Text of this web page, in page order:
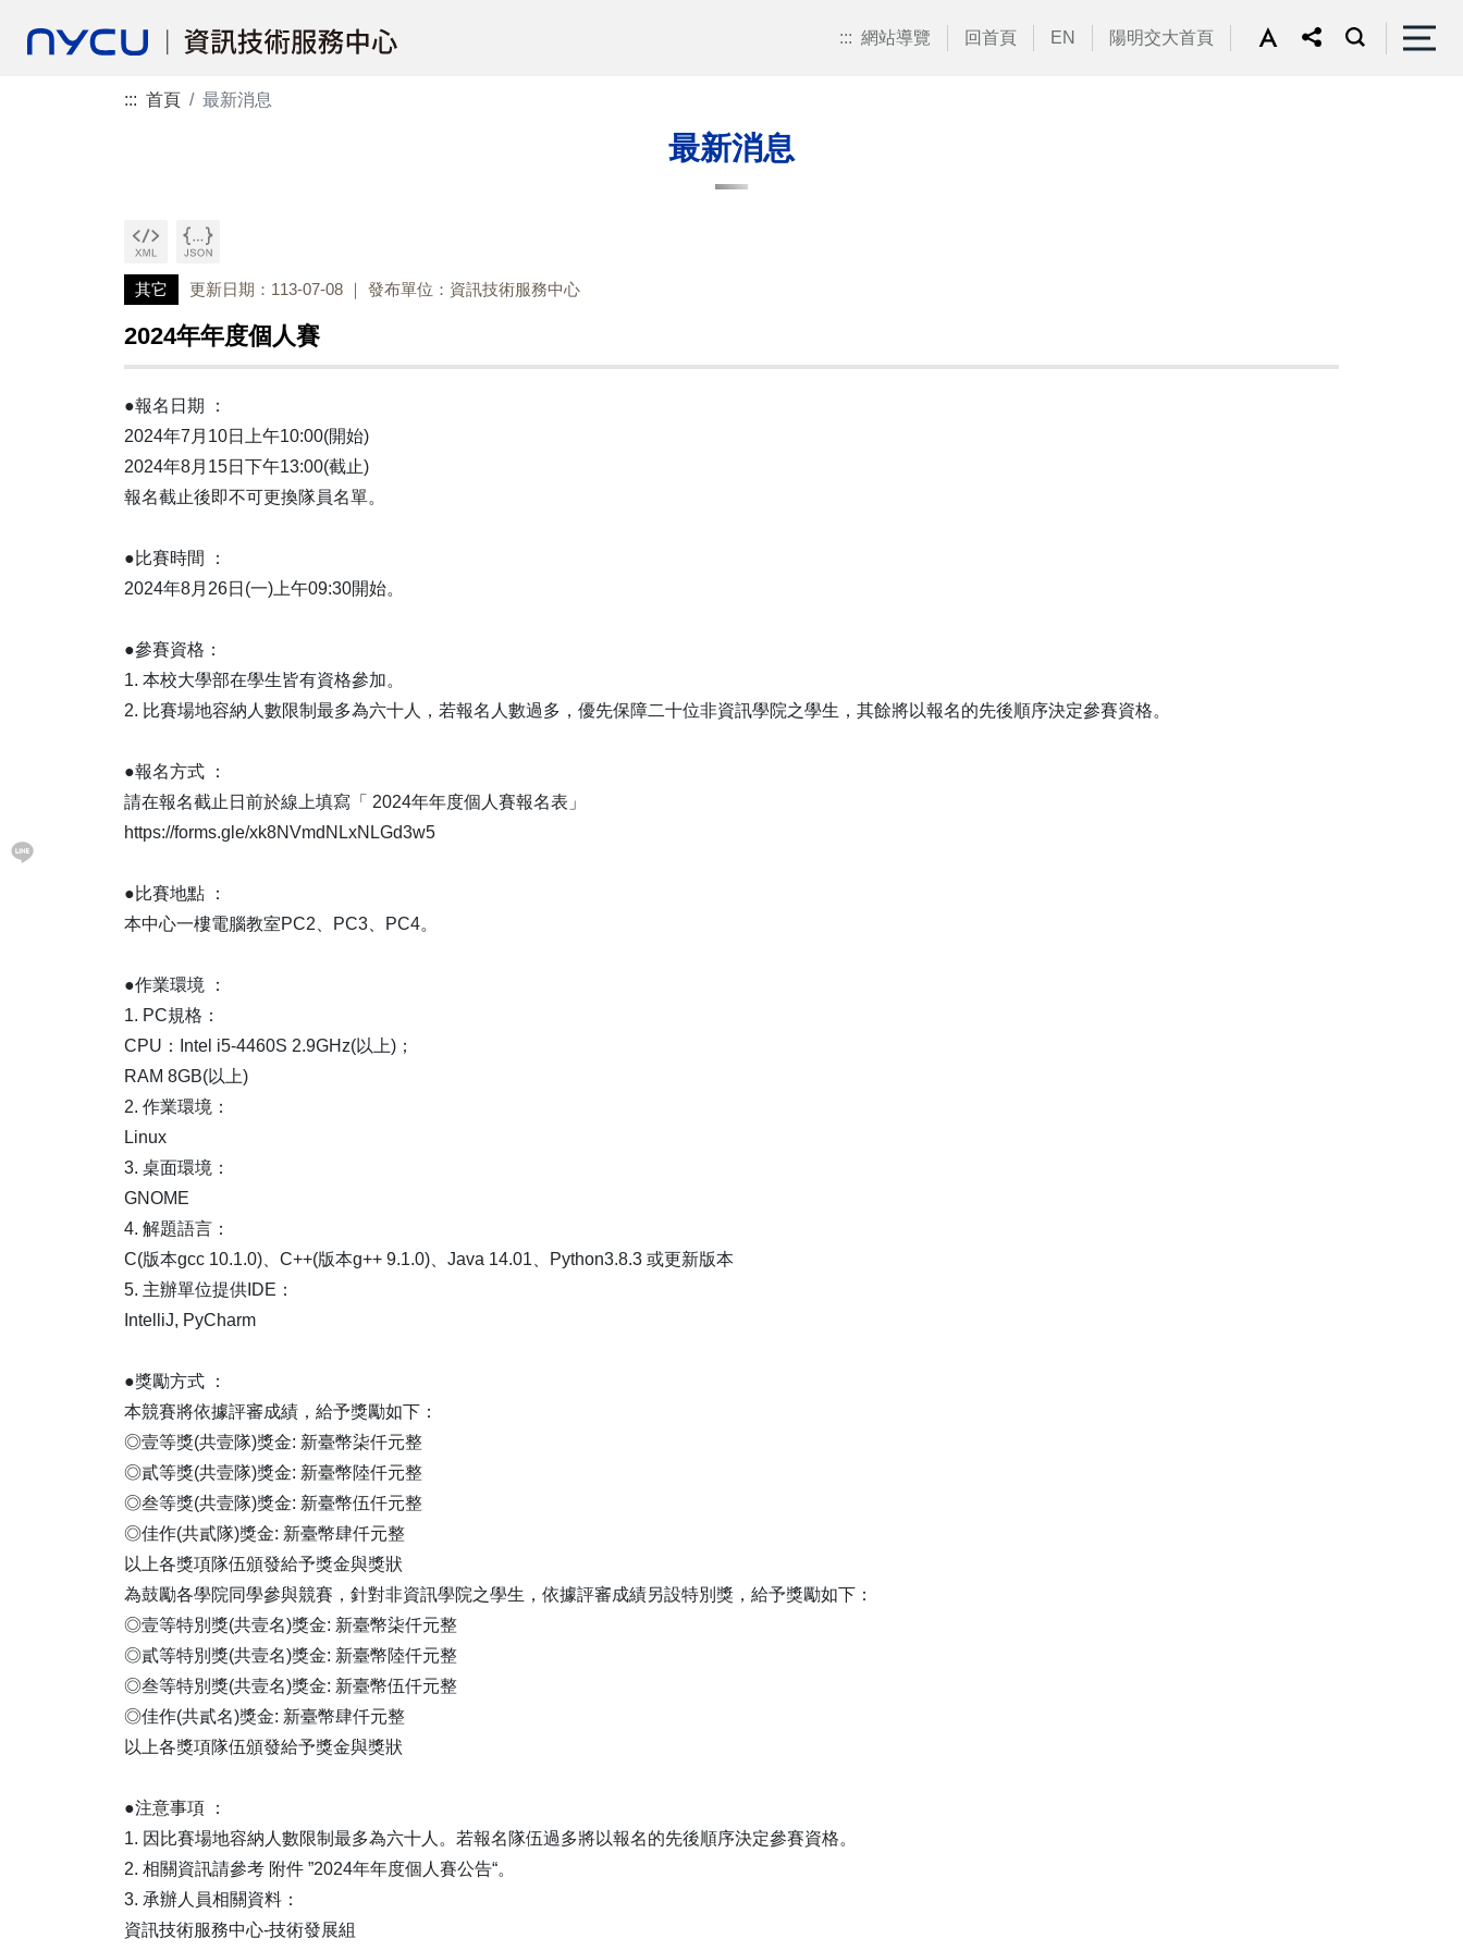
::: 網站導覽 回首頁 EN 陽明交大首頁
::: 首頁 最新消息
最新消息
其它 更新日期：113-07-08 發布單位：資訊技術服務中心
2024年年度個人賽
●報名日期 ：
2024年7月10日上午10:00(開始)
2024年8月15日下午13:00(截止)
報名截止後即不可更換隊員名單。
●比賽時間 ：
2024年8月26日(一)上午09:30開始。
●參賽資格：
1. 本校大學部在學生皆有資格參加。
2. 比賽場地容納人數限制最多為六十人，若報名人數過多，優先保障二十位非資訊學院之學生，其餘將以報名的先後順序決定參賽資格。
●報名方式 ：
請在報名截止日前於線上填寫「 2024年年度個人賽報名表」
https://forms.gle/xk8NVmdNLxNLGd3w5
●比賽地點 ：
本中心一樓電腦教室PC2、PC3、PC4。
●作業環境 ：
1. PC規格：
CPU：Intel i5-4460S 2.9GHz(以上)；
RAM 8GB(以上)
2. 作業環境：
Linux
3. 桌面環境：
GNOME
4. 解題語言：
C(版本gcc 10.1.0)、C++(版本g++ 9.1.0)、Java 14.01、Python3.8.3 或更新版本
5. 主辦單位提供IDE：
IntelliJ, PyCharm
●獎勵方式 ：
本競賽將依據評審成績，給予獎勵如下：
◎壹等獎(共壹隊)獎金: 新臺幣柒仟元整
◎貳等獎(共壹隊)獎金: 新臺幣陸仟元整
◎叁等獎(共壹隊)獎金: 新臺幣伍仟元整
◎佳作(共貳隊)獎金: 新臺幣肆仟元整
以上各獎項隊伍頒發給予獎金與獎狀
為鼓勵各學院同學參與競賽，針對非資訊學院之學生，依據評審成績另設特別獎，給予獎勵如下：
◎壹等特別獎(共壹名)獎金: 新臺幣柒仟元整
◎貳等特別獎(共壹名)獎金: 新臺幣陸仟元整
◎叁等特別獎(共壹名)獎金: 新臺幣伍仟元整
◎佳作(共貳名)獎金: 新臺幣肆仟元整
以上各獎項隊伍頒發給予獎金與獎狀
●注意事項 ：
1. 因比賽場地容納人數限制最多為六十人。若報名隊伍過多將以報名的先後順序決定參賽資格。
2. 相關資訊請參考 附件 ”2024年年度個人賽公告“。
3. 承辦人員相關資料：
資訊技術服務中心-技術發展組